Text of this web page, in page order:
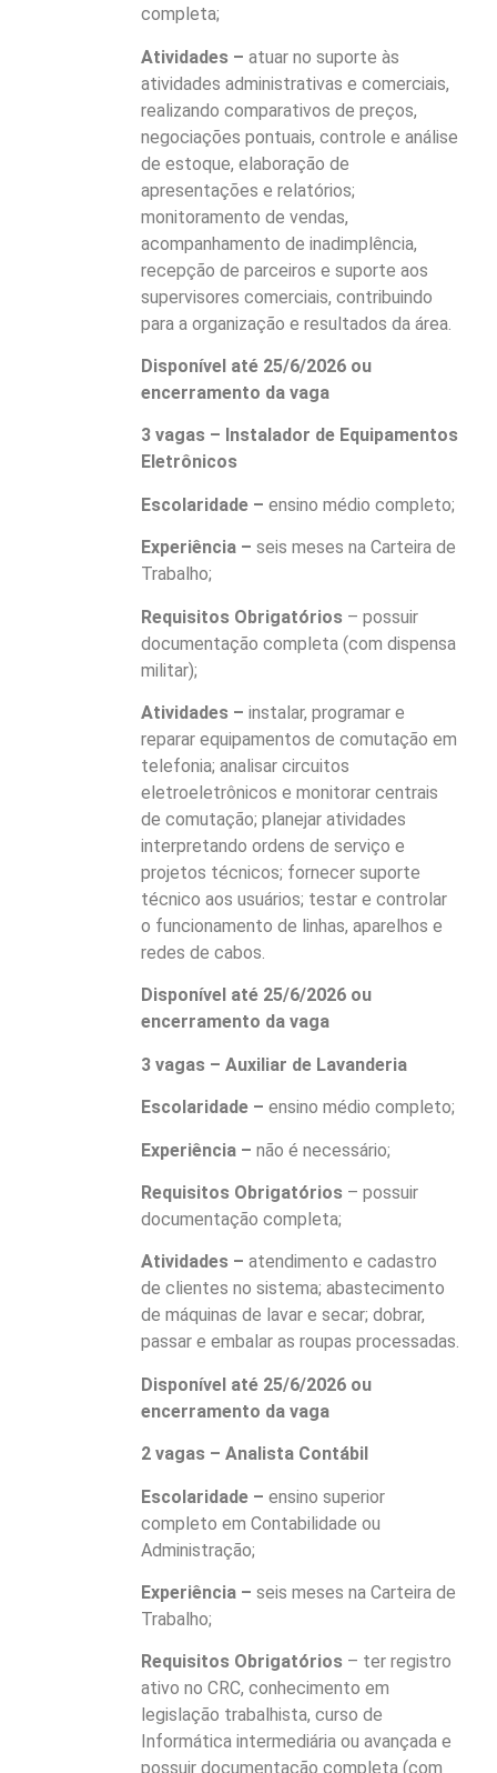
completa;
Atividades –atuar no suporte às
atividades administrativas e comerciais,
realizando comparativos de preços,
negociações pontuais, controle e análise
de estoque, elaboração de
apresentações e relatórios;
monitoramento de vendas,
acompanhamento de inadimplência,
recepção de parceiros e suporte aos
supervisores comerciais, contribuindo
para a organização e resultados da área.
Disponível até 25/6/2026 ou
encerramento da vaga
3 vagas – Instalador de Equipamentos
Eletrônicos
Escolaridade – ensino médio completo;
Experiência –seis meses na Carteira de
Trabalho;
Requisitos Obrigatórios – possuir
documentação completa (com dispensa
militar);
Atividades –instalar, programar e
reparar equipamentos de comutação em
telefonia; analisar circuitos
eletroeletrônicos e monitorar centrais
de comutação; planejar atividades
interpretando ordens de serviço e
projetos técnicos; fornecer suporte
técnico aos usuários; testar e controlar
o funcionamento de linhas, aparelhos e
redes de cabos.
Disponível até 25/6/2026 ou
encerramento da vaga
3 vagas – Auxiliar de Lavanderia
Escolaridade – ensino médio completo;
Experiência –não é necessário;
Requisitos Obrigatórios – possuir
documentação completa;
Atividades –atendimento e cadastro
de clientes no sistema; abastecimento
de máquinas de lavar e secar; dobrar,
passar e embalar as roupas processadas.
Disponível até 25/6/2026 ou
encerramento da vaga
2 vagas – Analista Contábil
Escolaridade – ensino superior
completo em Contabilidade ou
Administração;
Experiência –seis meses na Carteira de
Trabalho;
Requisitos Obrigatórios – ter registro
ativo no CRC, conhecimento em
legislação trabalhista, curso de
Informática intermediária ou avançada e
possuir documentação completa (com